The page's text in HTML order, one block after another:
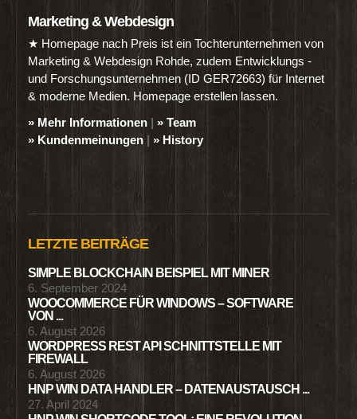
Marketing & Webdesign
★ Homepage nach Preis ist ein Tochterunternehmen von
Marketing & Webdesign Rohde, zudem Entwicklungs -
und Forschungsunternehmen (ID GER72663) für Internet
& moderne Medien. Homepage erstellen lassen.
» Mehr Informationen | » Team
» Kundenmeinungen | » History
LETZTE BEITRÄGE
SIMPLE BLOCKCHAIN BEISPIEL MIT MINER
6. September 2024
WOOCOMMERCE FÜR WINDOWS – SOFTWARE
VON ...
6. August 2026
WORDPRESS REST API SCHNITTSTELLE MIT
FIREWALL
6. August 2026
HNP WIN DATA HANDLER – DATENAUSTAUSCH ...
27. April 2024